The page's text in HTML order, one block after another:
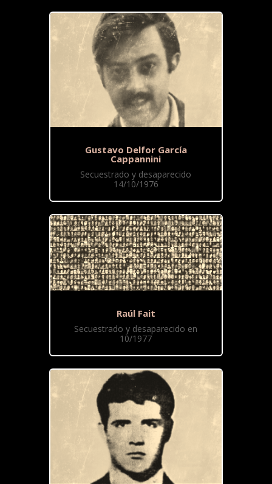
Gustavo Delfor García
Cappannini
Secuestrado y desaparecido
14/10/1976
Raúl Fait
Secuestrado y desaparecido en
10/1977